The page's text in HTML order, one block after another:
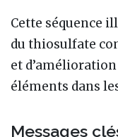
Cette séquence
du thiosulfate
et
éléments dans
Messages